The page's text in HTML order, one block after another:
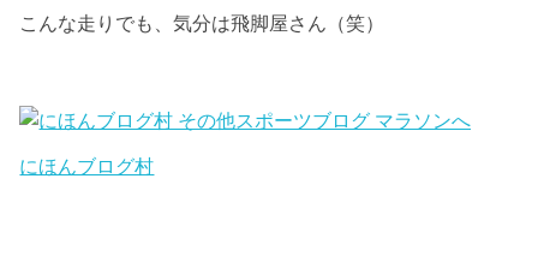
こんな走りでも、気分は飛脚屋さん（笑）
にほんブログ村